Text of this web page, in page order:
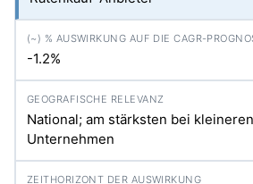
-1.2%
National; am stärksten bei
Unternehmen